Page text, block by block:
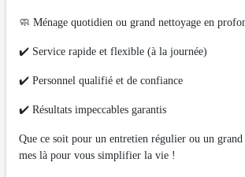
🧼 Ménage quotidien ou grand nettoyage en
✔️ Service rapide et flexible (à la journée)
✔️ Personnel qualifié et de confiance
✔️ Résultats impeccables garantis
Que ce soit pour un entretien régulier ou un grand
mes là pour vous simplifier la vie !